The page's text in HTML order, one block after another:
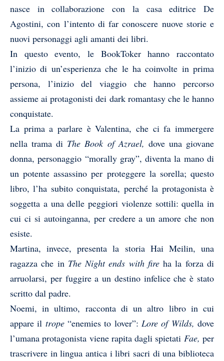
nasce in collaborazione con la casa editrice De
Agostini, con l’intento di far conoscere nuove storie e
nuovi personaggi agli amanti dei libri.
In questo evento, le BookToker hanno raccontato
l’inizio di un’esperienza che le ha coinvolte in prima
persona, l’inizio del viaggio che hanno percorso
assieme ai protagonisti dei dark romantasy che le hanno
conquistate.
La prima a parlare è Valentina, che ci fa immergere
nella trama di The Book of Azrael, dove una giovane
donna, personaggio “morally gray”, diventa la mano di
un potente assassino per proteggere la sorella; questo
libro, l’ha subito conquistata, perché la protagonista è
soggetta a una delle peggiori violenze sottili: quella in
cui ci si autoinganna, per credere a un amore che non
esiste.
Martina, invece, presenta la storia Hai Meilin, una
ragazza che in The Night ends with fireha la forza di
arruolarsi, per fuggire a un destino infelice che è stato
scritto dal padre.
Noemi, in ultimo, racconta di un altro libro in cui
appare il trope“enemies to lover”: Lore of Wilds,dove
l’umana protagonista viene rapita dagli spietati Fae, per
trascrivere in lingua antica i libri sacri di una biblioteca